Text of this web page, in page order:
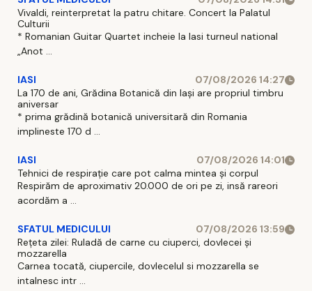
Vivaldi, reinterpretat la patru chitare. Concert la Palatul
Culturii
* Romanian Guitar Quartet incheie la Iasi turneul national
„Anot ...
IASI
07/08/2026 14:27
La 170 de ani, Grădina Botanică din Iași are propriul timbru
aniversar
* prima grădină botanică universitară din Romania
implineste 170 d ...
IASI
07/08/2026 14:01
Tehnici de respirație care pot calma mintea și corpul
Respirăm de aproximativ 20.000 de ori pe zi, insă rareori
acordăm a ...
SFATUL MEDICULUI
07/08/2026 13:59
Rețeta zilei: Ruladă de carne cu ciuperci, dovlecei și
mozzarella
Carnea tocată, ciupercile, dovlecelul si mozzarella se
intalnesc intr ...